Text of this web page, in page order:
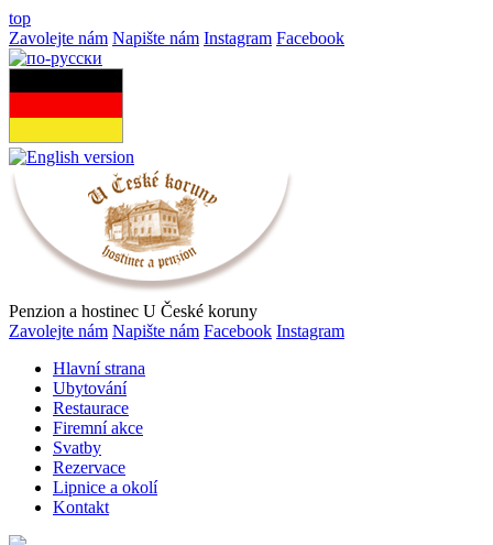
top
Zavolejte nám Napište nám Instagram Facebook
Penzion a hostinec U České koruny
Zavolejte nám Napište nám Facebook Instagram
Hlavní strana
Ubytování
Restaurace
Firemní akce
Svatby
Rezervace
Lipnice a okolí
Kontakt